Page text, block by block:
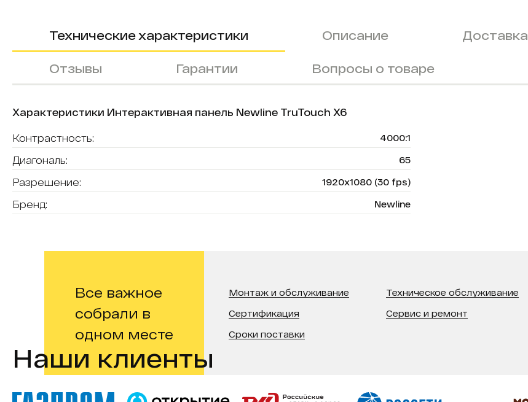
Технические характеристики Описание Доставка
Отзывы Гарантии Вопросы о товаре
Характеристики Интерактивная панель Newline TruTouch X6
Контрастность: 4000:1
Диагональ: 65
Разрешение: 1920x1080 (30 fps)
Бренд: Newline
Все важное
собрали в
одном месте
Монтаж и обслуживание
Сертификация
Сроки поставки
Техническое обслуживание
Сервис и ремонт
Наши клиенты